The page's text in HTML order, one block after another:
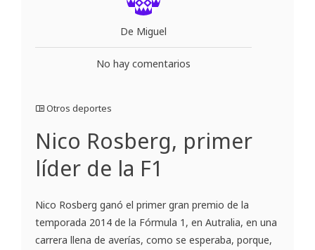
De Miguel
No hay comentarios
Otros deportes
Nico Rosberg, primer
líder de la F1
Nico Rosberg ganó el primer gran premio de la
temporada 2014 de la Fórmula 1, en Autralia, en una
carrera llena de averías, como se esperaba, porque,